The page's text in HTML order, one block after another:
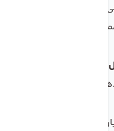
این دستگاه به گونه‌ای
کارایی داشته و
تا آن را در هر جایی که
این محصول